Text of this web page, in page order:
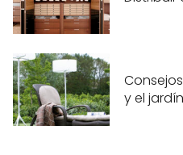
y el jardín